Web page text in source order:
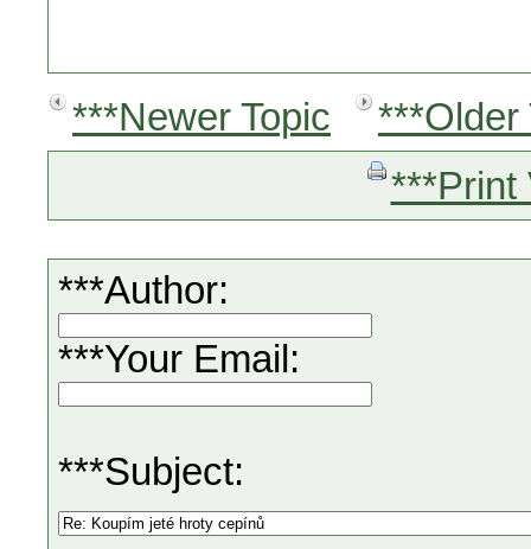
***Newer Topic
***Older
***Print
***Author:
***Your Email:
***Subject: